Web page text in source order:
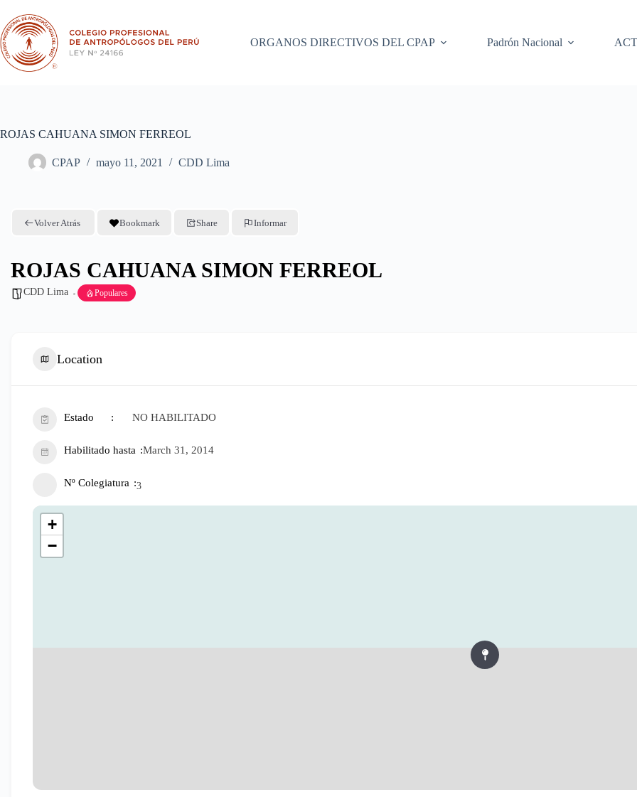
contenido
ORGANOS DIRECTIVOS DEL CPAP
Padrón Nacional
ROJAS CAHUANA SIMON FERREOL
CPAP mayo 11, 2021 CDD Lima
Volver Atrás Bookmark Share Informar
ROJAS CAHUANA SIMON FERREOL
CDD Lima Populares
Location
Estado NO HABILITADO
Habilitado hasta March 31, 2014
Nº Colegiatura 3
+
−